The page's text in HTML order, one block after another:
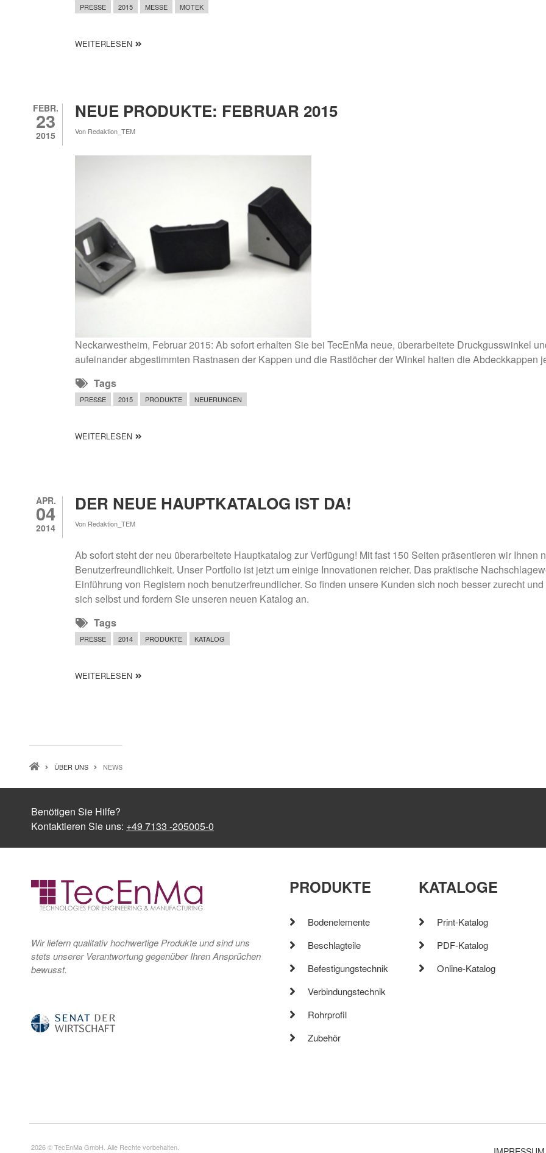
PRESSE 2015 MESSE MOTEK
WEITERLESENÜBER MESSE MOTEK 2015
FEBR.
23
2015
NEUE PRODUKTE: FEBRUAR 2015
Von Redaktion_TEM
Neue Produkte: Februar 2015 (23.02.15) | News | TecEnMa GmbH
Neckarwestheim, Februar 2015: Ab sofort erhalten Sie bei TecEnMa neue, überarbeitete Druckgusswinkel
aufeinander abgestimmten Rastnasen der Kappen und die Rastlöcher der Winkel halten die Abdeckkappen
Tags
PRESSE 2015 PRODUKTE NEUERUNGEN
WEITERLESENÜBER NEUE PRODUKTE: FEBRUAR 2015
APR.
04
2014
DER NEUE HAUPTKATALOG IST DA!
Von Redaktion_TEM
Ab sofort steht der neu überarbeitete Hauptkatalog zur Verfügung! Mit fast 150 Seiten präsentieren wir
Benutzerfreundlichkeit. Unser Portfolio ist jetzt um einige Innovationen reicher. Das praktische
Einführung von Registern noch benutzerfreundlicher. So finden unsere Kunden sich noch besser zurecht
sich selbst und fordern Sie unseren neuen Katalog an.
Tags
PRESSE 2014 PRODUKTE KATALOG
WEITERLESENÜBER DER NEUE HAUPTKATALOG IST DA!
PFADNAVIGATION
ÜBER UNS NEWS
Benötigen Sie Hilfe?
Kontaktieren Sie uns: +49 7133 -205005-0
Wir liefern qualitativ hochwertige Produkte und sind uns
stets unserer Verantwortung gegenüber Ihren Ansprüchen
bewusst.
PRODUKTE
Bodenelemente
Beschlagteile
Befestigungstechnik
Verbindungstechnik
Rohrprofil
Zubehör
KATALOGE
Print-Katalog
PDF-Katalog
Online-Katalog
2026 © TecEnMa GmbH. Alle Rechte vorbehalten.